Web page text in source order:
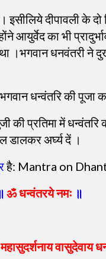
।इसीलिये दीपावली के
आयुर्वेद का भी
।भगवान धनवंतरी ने
धन्वंतरि की पूजा
की प्रतिमा में
डालकर अर्घ्य दें ।
है: Mantra on
ॐ धन्वंतरये नमः ॥
वासुदेवाय